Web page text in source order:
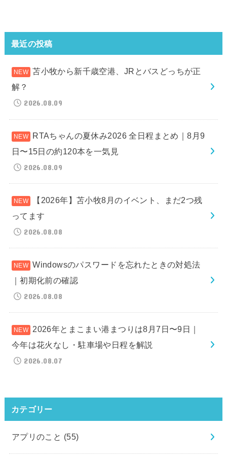
最近の投稿
苫小牧から新千歳空港、JRとバスどっちが正
解？
2026.08.09
RTAちゃんの夏休み2026 全日程まとめ｜8月9
日〜15日の約120本を一気見
2026.08.09
【2026年】苫小牧8月のイベント、まだ2つ残
ってます
2026.08.08
Windowsのパスワードを忘れたときの対処法
｜初期化前の確認
2026.08.08
2026年とまこまい港まつりは8月7日〜9日｜
今年は花火なし・駐車場や日程を解説
2026.08.07
カテゴリー
アプリのこと (55)